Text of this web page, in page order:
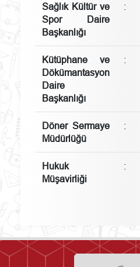
Sağlık Kültür ve
Spor Daire
Başkanlığı
:
Kütüphane ve
Dökümantasyon
Daire
Başkanlığı
:
Döner Sermaye
Müdürlüğü
:
Hukuk
Müşavirliği
: